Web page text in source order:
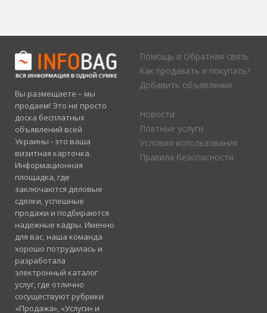
Вы размещаете – мы
продаем! Это не просто
доска бесплатных
объявлений всей
Украины - это ваша
визитная карточка.
Информационная
площадка, где
заключаются деловые
сделки, успешные
продажи и подбираются
надежные кадры. Именно
для вас, наша команда
хорошо потрудилась и
разработала
электронный каталог
услуг, где отлично
сосуществуют рубрики
«Продажа», «Услуги» и
Помощь и Обратная связь
Как продавать и покупать?
Добавить объявление
Новости
Платные услуги
Условия использования
Правила безопасности